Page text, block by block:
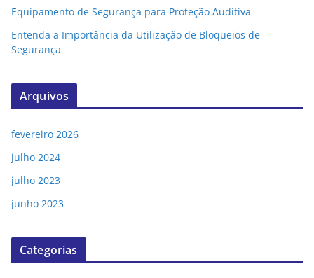
Equipamento de Segurança para Proteção Auditiva
Entenda a Importância da Utilização de Bloqueios de
Segurança
Arquivos
fevereiro 2026
julho 2024
julho 2023
junho 2023
Categorias